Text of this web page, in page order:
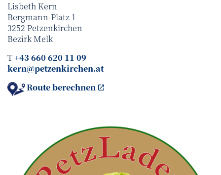
Lisbeth Kern
Bergmann-Platz 1
3252 Petzenkirchen
BezirkMelk
T+43 660 620 11 09
kern@petzenkirchen.at
Route berechnen